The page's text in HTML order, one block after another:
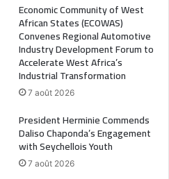
Economic Community of West
African States (ECOWAS)
Convenes Regional Automotive
Industry Development Forum to
Accelerate West Africa’s
Industrial Transformation
7 août 2026
President Herminie Commends
Daliso Chaponda’s Engagement
with Seychellois Youth
7 août 2026